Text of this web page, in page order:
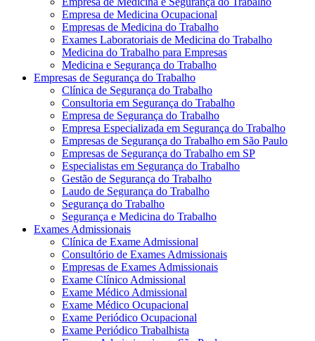
Empresa de Medicina Ocupacional
Empresas de Medicina do Trabalho
Exames Laboratoriais de Medicina do Trabalho
Medicina do Trabalho para Empresas
Medicina e Segurança do Trabalho
Empresas de Segurança do Trabalho
Clínica de Segurança do Trabalho
Consultoria em Segurança do Trabalho
Empresa de Segurança do Trabalho
Empresa Especializada em Segurança do Trabalho
Empresas de Segurança do Trabalho em São Paulo
Empresas de Segurança do Trabalho em SP
Especialistas em Segurança do Trabalho
Gestão de Segurança do Trabalho
Laudo de Segurança do Trabalho
Segurança do Trabalho
Segurança e Medicina do Trabalho
Exames Admissionais
Clínica de Exame Admissional
Consultório de Exames Admissionais
Empresas de Exames Admissionais
Exame Clínico Admissional
Exame Médico Admissional
Exame Médico Ocupacional
Exame Periódico Ocupacional
Exame Periódico Trabalhista